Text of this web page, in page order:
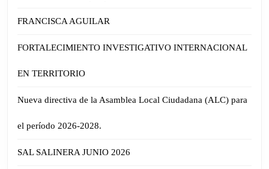
FRANCISCA AGUILAR
FORTALECIMIENTO INVESTIGATIVO INTERNACIONAL
EN TERRITORIO
Nueva directiva de la Asamblea Local Ciudadana (ALC) para
el período 2026-2028.
SAL SALINERA JUNIO 2026